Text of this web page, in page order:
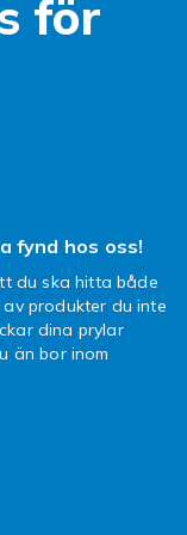
till tre
är helt full
med
en påse 1–
torrt och
ihop dem.
tillbaka ut
så du
för
fynd hos oss!
du ska hitta både
produkter du inte
dina prylar
än bor inom